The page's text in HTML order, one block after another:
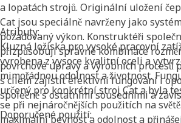
a lopatách strojů. Originální uložení
Cat jsou speciálně navrženy jako
požadovaný výkon. Konstruktéři
přizpůsobují správné kombinace
povrchové úpravy a výrobních procesů
s cílem zajistit efektivní fungování i
společně s ostatními sousedními a
Atributy:
Kluzná ložiska pro vysoké pracovní
vyrobena z vysoce kvalitní oceli a
mimořádnou odolnost a životnost.
určený pro konkrétní stroj Cat a byla
se při nejnáročnějších použitích na
maximální pevnost a odolnost a
Doporučené použití: